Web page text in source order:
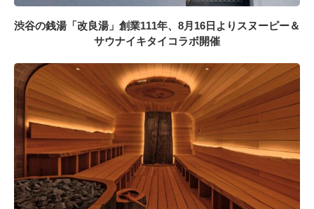
渋谷の銭湯「改良湯」創業111年、8月16日よりスヌーピー＆
サウナイキタイコラボ開催